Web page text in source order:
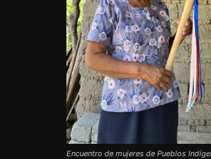
Encuentro de mujeres de Pueblos